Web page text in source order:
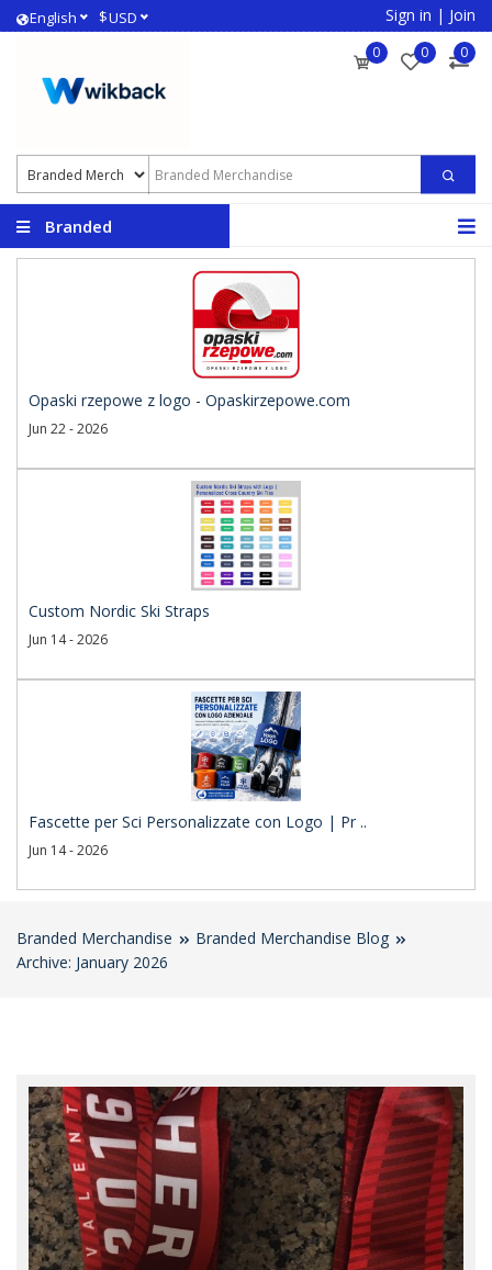
English $USD Sign in | Join
0 0 0
Branded
Opaski rzepowe z logo - Opaskirzepowe.com
Jun 22 - 2026
Custom Nordic Ski Straps
Jun 14 - 2026
Fascette per Sci Personalizzate con Logo | Pr ..
Jun 14 - 2026
Branded Merchandise
Branded Merchandise Blog
Archive: January 2026